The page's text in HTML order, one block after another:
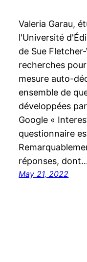
Valeria Garau,
l'Université
de Sue
recherches
mesure auto-
ensemble de
développées
Google «
questionnaire
réponses,
May 21, 2022